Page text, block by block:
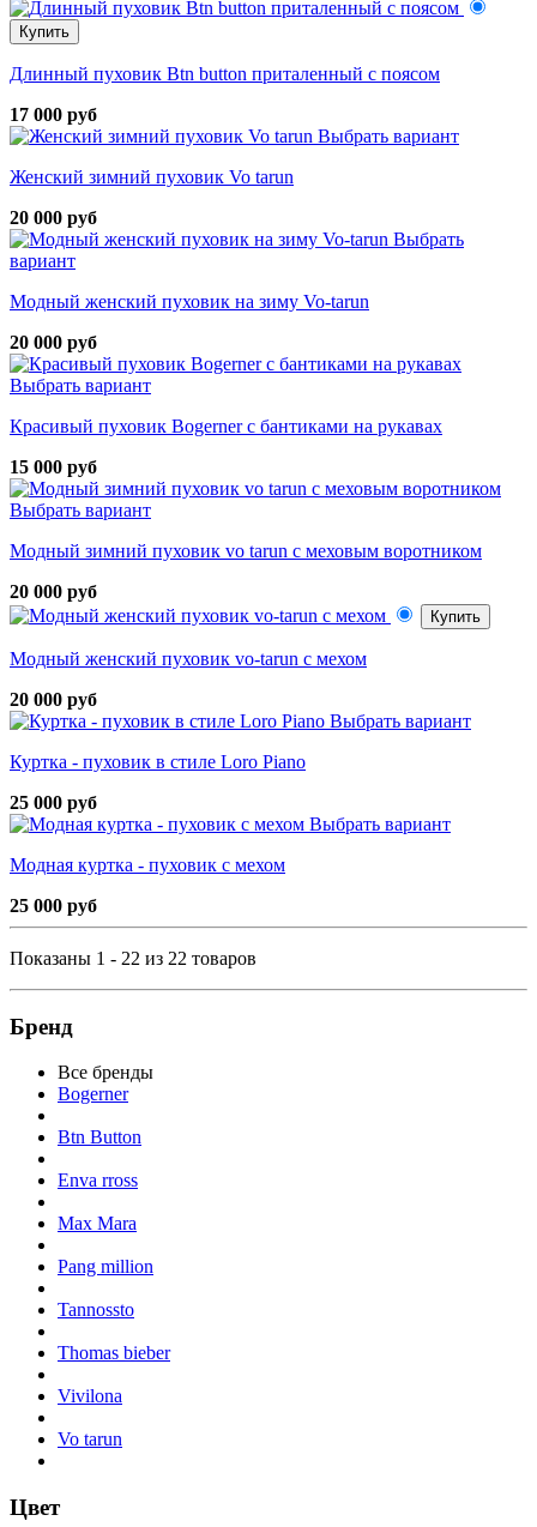
Купить
Длинный пуховик Btn button приталенный с поясом
17 000 руб
Выбрать вариант
Женский зимний пуховик Vo tarun
20 000 руб
Выбрать
вариант
Модный женский пуховик на зиму Vo-tarun
20 000 руб
Выбрать вариант
Красивый пуховик Bogerner с бантиками на рукавах
15 000 руб
Выбрать вариант
Модный зимний пуховик vo tarun с меховым воротником
20 000 руб
Купить
Модный женский пуховик vo-tarun с мехом
20 000 руб
Выбрать вариант
Куртка - пуховик в стиле Loro Piano
25 000 руб
Выбрать вариант
Модная куртка - пуховик с мехом
25 000 руб
Показаны 1 - 22 из 22 товаров
Бренд
Все бренды
Bogerner
Btn Button
Enva rross
Max Mara
Pang million
Tannossto
Thomas bieber
Vivilona
Vo tarun
Цвет